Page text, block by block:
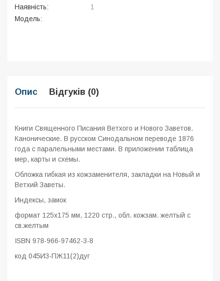
Наявність:
1
Модель:
Опис Відгуків (0)
Книги Священного Писания Ветхого и Нового Заветов.
Канонические. В русском Синодальном переводе 1876
года с паралельными местами. В приложении таблица
мер, карты и схемы.
Обложка гибкая из кожзаменителя, закладки на Новый и
Ветхий Заветы.
Индексы, замок
формат 125x175 мм, 1220 стр., обл. кожзам. желтый с
св.желтым
ISBN 978-966-97462-3-8
код 045ИЗ-ПЖ11(2)дуг